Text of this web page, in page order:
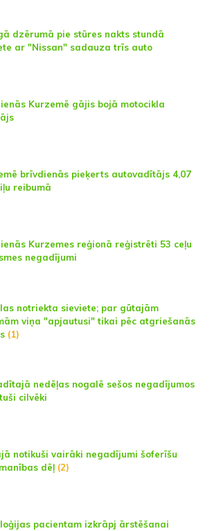
dzērumā pie stūres nakts stundā
ar "Nissan" sadauza trīs auto
Kurzemē gājis bojā motocikla
brīvdienās pieķerts autovadītājs 4,07
reibumā
Kurzemes reģionā reģistrēti 53 ceļu
negadījumi
notriekta sieviete; par gūtajām
viņa "apjautusi" tikai pēc atgriešanās
(1)
nedēļas nogalē sešos negadījumos
cilvēki
notikuši vairāki negadījumi šoferīšu
dēļ (2)
pacientam izkrāpj ārstēšanai